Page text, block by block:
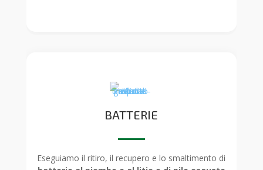
BATTERIE
Eseguiamo il ritiro, il recupero e lo smaltimento di